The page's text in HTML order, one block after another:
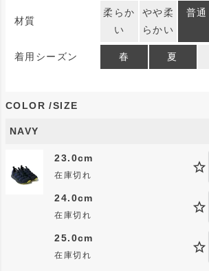
グフットウェア最大の特徴 である日
トベットが採用され、インソールの土
根に独自のアーチを設けることで血流
あります。そのリカバリー機能はその
て重要な被 視認性の確保の為に、かか
○衝撃吸収性・疲労回復性に優れたrig
ソール
○アッパーにはメッシュ素材を使用す
○自転車に乗る上で危険にさらされる
部分を保護
○ゴム紐ストラップ仕様で甲幅の調整
材質
柔らか
い
やや柔
らかい
普通
着用シーズン 春 夏
COLOR SIZE
NAVY
23.0cm
在庫切れ
24.0cm
在庫切れ
25.0cm
在庫切れ